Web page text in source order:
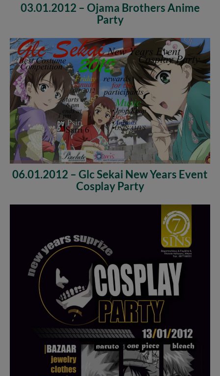
03.01.2012 – Ojama Brothers Anime
Party
06.01.2012 – Glc Sekai New Years Event
Cosplay Party